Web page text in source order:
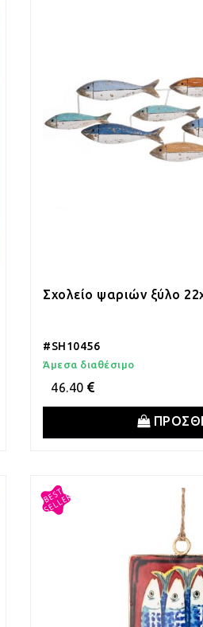
Σχολείο ψαριών ξύλο
#SH10456
Άμεσα διαθέσιμο
46.40